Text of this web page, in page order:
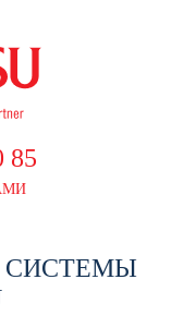
85
СИСТЕМЫ